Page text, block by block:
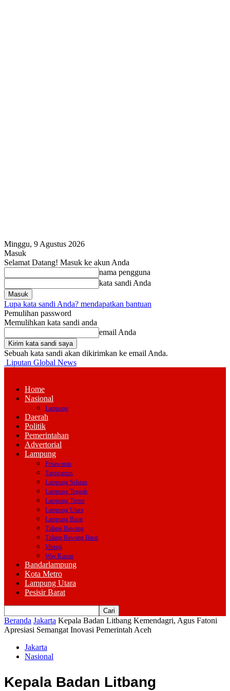
Minggu, 9 Agustus 2026
Masuk
Selamat Datang! Masuk ke akun Anda
nama pengguna
kata sandi Anda
Lupa kata sandi Anda? mendapatkan bantuan
Pemulihan password
Memulihkan kata sandi anda
email Anda
Sebuah kata sandi akan dikirimkan ke email Anda.
Liputan Global News
Home
Nasional
Lampung
Daerah
Politik
Pemerintahan
Advertorial
Lampung
Pesawaran
Tanggamus
Lampung Selatan
Lampung Tengah
Lampung Timur
Lampung Utara
Lampung Barat
Tulang Bawang
Tulang Bawang Barat
Mesuji
Way Kanan
Bandarlampung
Kota Metro
Lampung Utara
Pesisir Barat
Beranda Jakarta Kepala Badan Litbang Kemendagri, Agus Fatoni
Apresiasi Semangat Inovasi Pemerintah Aceh
Jakarta
Nasional
Kepala Badan Litbang